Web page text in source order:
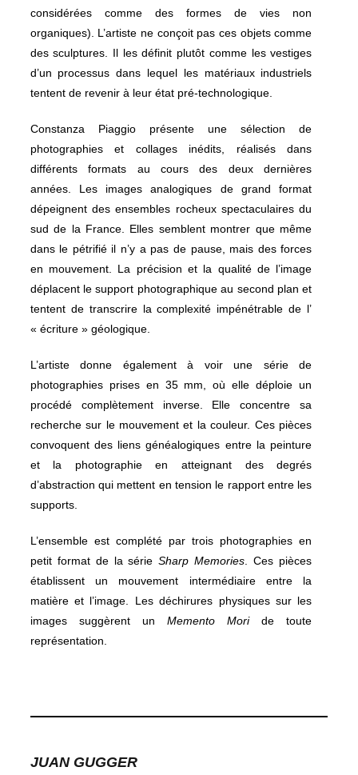
considérées comme des formes de vies non
organiques). L’artiste ne conçoit pas ces objets comme
des sculptures. Il les définit plutôt comme les vestiges
d’un processus dans lequel les matériaux industriels
tentent de revenir à leur état pré-technologique.
Constanza Piaggio présente une sélection de
photographies et collages inédits, réalisés dans
différents formats au cours des deux dernières
années. Les images analogiques de grand format
dépeignent des ensembles rocheux spectaculaires du
sud de la France. Elles semblent montrer que même
dans le pétrifié il n’y a pas de pause, mais des forces
en mouvement. La précision et la qualité de l’image
déplacent le support photographique au second plan et
tentent de transcrire la complexité impénétrable de l’
« écriture » géologique.
L’artiste donne également à voir une série de
photographies prises en 35 mm, où elle déploie un
procédé complètement inverse. Elle concentre sa
recherche sur le mouvement et la couleur. Ces pièces
convoquent des liens généalogiques entre la peinture
et la photographie en atteignant des degrés
d’abstraction qui mettent en tension le rapport entre les
supports.
L’ensemble est complété par trois photographies en
petit format de la sérieSharp Memories . Ces pièces
établissent un mouvement intermédiaire entre la
matière et l’image. Les déchirures physiques sur les
images suggèrent un Memento Moride toute
représentation.
JUAN GUGGER